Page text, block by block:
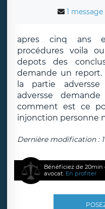
1 message
apres cinq ans
procédures voila
depots des
demande un report.
la partie
adversse
comment est ce
injonction personne
Dernière modification :
Bénéficiez de
avocat. En profiter